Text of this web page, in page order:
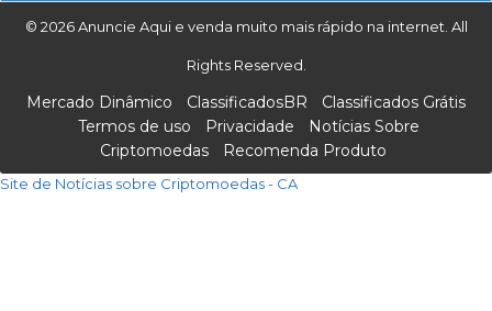
© 2026 Anuncie Aqui e venda muito mais rápido na internet. All
Rights Reserved.
Mercado Dinâmico ClassificadosBR
Classificados Grátis
Termos de uso
Privacidade
Notícias Sobre
Criptomoedas
Recomenda Produto
Site de Notícias sobre Criptomoedas - CA